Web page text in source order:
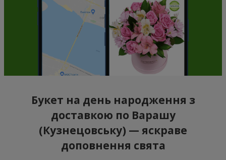
Букет на день народження з
доставкою по Варашу
(Кузнецовську) — яскраве
доповнення свята